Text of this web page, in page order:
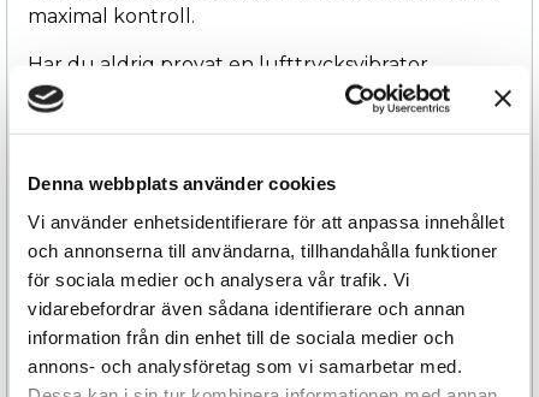
Denna webbplats använder cookies
Vi använder enhetsidentifierare för att anpassa innehållet
och annonserna till användarna, tillhandahålla funktioner
för sociala medier och analysera vår trafik. Vi
vidarebefordrar även sådana identifierare och annan
information från din enhet till de sociala medier och
annons- och analysföretag som vi samarbetar med.
maximal kontroll.
Har du aldrig provat en lufttrycksvibrator
tidigare? Då är The Lem ett perfekt val. Den är
skapad för att vara enkel att använda med intuitiv
olika nivåer och hitta precis den känsla som passar
dig bäst. Börja på den lägsta nivån och utforska i
lugn och ro – ingen erfarenhet behövs, bara
The Lem är uppladdningsbar via USB. En full
laddning tar cirka 90 minuter och ger upp till 120
minuters användningstid. För extra komfort kan